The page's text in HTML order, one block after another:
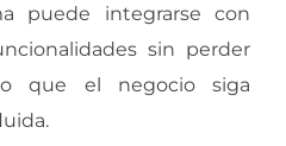
puede integrarse con
sin perder
que el negocio siga